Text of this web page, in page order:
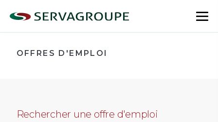
OFFRES D'EMPLOI
Rechercher une offre d'emploi